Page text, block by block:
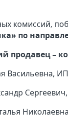
комиссий,
по
–
Васильевна,